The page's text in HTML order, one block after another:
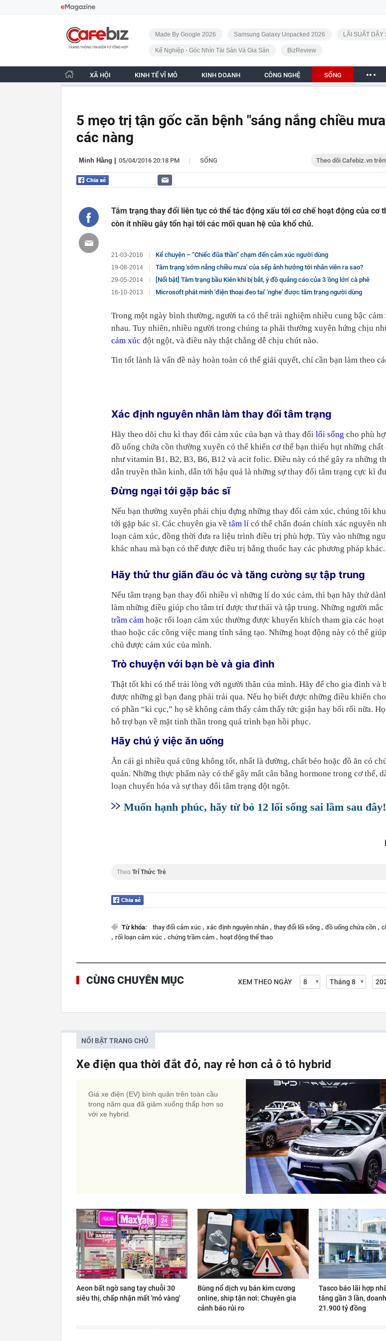
CafeBiz - Trang chủ
Made By Google 2026 Samsung Galaxy Unpacked 2026 LÃI SUẤT DẬY
Kế Nghiệp - Góc Nhìn Tài Sản Và Gia Sản BizReview
XÃ HỘI KINH TẾ VĨ MÔ KINH DOANH CÔNG NGHỆ SỐNG
5 mẹo trị tận gốc căn bệnh "sáng nắng chiều
các nàng
Minh Hằng 05/04/2016 20:18 PM | SỐNG Theo dõi Cafebiz.vn trên
Tâm trạng thay đổi liên tục có thể tác động xấu tới cơ chế hoạt động của cơ
còn ít nhiều gây tổn hại tới các mối quan hệ của khổ chủ.
21-03-2016 Kể chuyện – “Chiếc đũa thần” chạm đến cảm xúc người dùng
19-08-2014 Tâm trạng 'sớm nắng chiều mưa' của sếp ảnh hưởng tới nhân viên ra sao?
29-05-2014 [Nổi bật] Tâm trạng bầu Kiên khi bị bắt, ý đồ quảng cáo của 3 'ông lớn' cà phê
16-10-2013 Microsoft phát minh 'điện thoại đeo tai' 'nghe' được tâm trạng người dùng
Trong một ngày bình thường, người ta có thể trải nghiệm nhiều cung bậc cảm
nhau. Tuy nhiên, nhiều người trong chúng ta phải thường xuyên hứng chịu
cảm xúc đột ngột, và điều này thật chẳng dễ chịu chút nào.
Tin tốt lành là vấn đề này hoàn toàn có thể giải quyết, chỉ cần bạn làm theo
Xác định nguyên nhân làm thay đổi tâm trạng
Hãy theo dõi chu kì thay đổi cảm xúc của bạn và thay đổi lối sống cho phù
đồ uống chứa cồn thường xuyên có thể khiến cơ thể bạn thiếu hụt những
như vitamin B1, B2, B3, B6, B12 và acit folic. Điều này có thể gây ra những
dẫn truyền thần kinh, dẫn tới hậu quả là những sự thay đổi tâm trạng cực kì
Đừng ngại tới gặp bác sĩ
Nếu bạn thường xuyên phải chịu đựng những thay đổi cảm xúc, chúng tôi
tới gặp bác sĩ. Các chuyên gia về tâm lí có thể chẩn đoán chính xác nguyên
loạn cảm xúc, đồng thời đưa ra liệu trình điều trị phù hợp. Tùy vào những
khác nhau mà bạn có thể được điều trị bằng thuốc hay các phương pháp khác.
Hãy thử thư giãn đầu óc và tăng cường sự tập trung
Nếu tâm trạng bạn thay đổi nhiều vì những lí do xúc cảm, thì bạn hãy thử
làm những điều giúp cho tâm trí được thư thái và tập trung. Những người mắc
trầm cảm hoặc rối loạn cảm xúc thường được khuyến khích tham gia các hoạt
thao hoặc các công việc mang tính sáng tạo. Những hoạt động này có thể
chủ được cảm xúc của mình.
Trò chuyện với bạn bè và gia đình
Thật tốt khi có thể trải lòng với người thân của mình. Hãy để cho gia đình và
được những gì bạn đang phải trải qua. Nếu họ biết được những điều khiến
có phần “kì cục,” họ sẽ không cảm thấy cảm thấy tức giận hay bối rối nữa.
hỗ trợ bạn về mặt tinh thần trong quá trình bạn hồi phục.
Hãy chú ý việc ăn uống
Ăn cái gì nhiều quá cũng không tốt, nhất là đường, chất béo hoặc đồ ăn có
quản. Những thực phẩm này có thể gây mất cân bằng hormone trong cơ thể,
loạn chuyển hóa và sự thay đổi tâm trạng đột ngột.
Muốn hạnh phúc, hãy từ bỏ 12 lối sống sai lầm sau đây!
Theo Trí Thức Trẻ
Từ khóa: thay đổi cảm xúc , xác định nguyên nhân , thay đổi lối sống , đồ uống chứa cồn ,
, rối loạn cảm xúc , chứng trầm cảm , hoạt động thể thao
CÙNG CHUYÊN MỤC XEM THEO NGÀY
NỔI BẬT TRANG CHỦ
Xe điện qua thời đắt đỏ, nay rẻ hơn cả ô tô hybrid
Giá xe điện (EV) bình quân trên toàn cầu
trong năm qua đã giảm xuống thấp hơn so
với xe hybrid.
Aeon bất ngờ sang tay chuỗi 30
siêu thị, chấp nhận mất 'mỏ vàng'
Bùng nổ dịch vụ bán kim cương
online, ship tận nơi: Chuyên gia
cảnh báo rủi ro
Tasco báo lãi hợp
tăng gần 3 lần,
21.900 tỷ đồng